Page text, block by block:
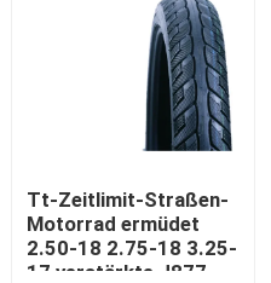
Tt-Zeitlimit-Straßen-
Motorrad ermüdet
2.50-18 2.75-18 3.25-
17 verstärkte J877